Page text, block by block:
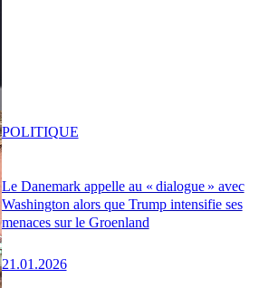
Le Danemark appelle au « dialogue » avec
Washington alors que Trump intensifie ses
menaces sur le Groenland
21.01.2026
POLITIQUE